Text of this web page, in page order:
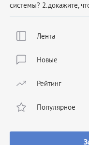
Лента
Новые
Рейтинг
Популярное
системы? 2.докажите,